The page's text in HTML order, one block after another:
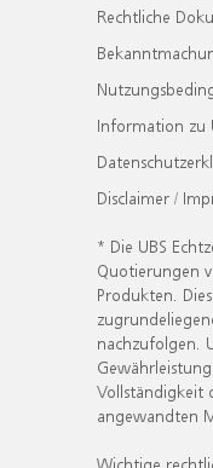
Rechtliche
Information zu
Disclaimer /
* Die UBS
Quotierungen
Produkten.
nachzufolgen.
Vollständigkeit
angewandten